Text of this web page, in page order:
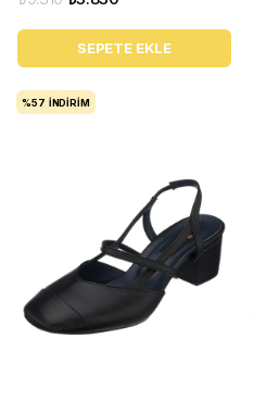
SEPETE EKLE
%57 İNDIRIM